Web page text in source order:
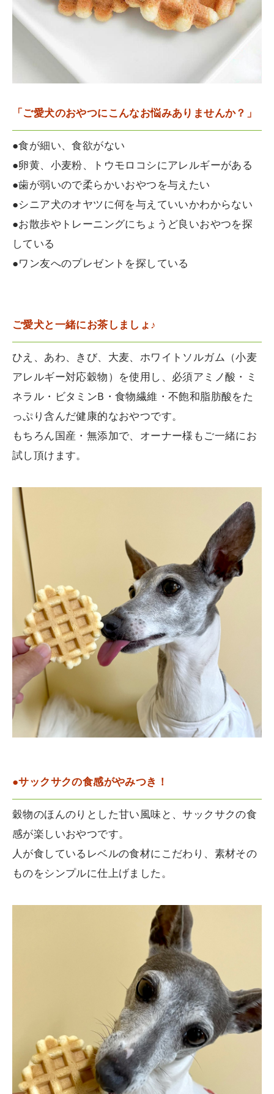
「ご愛犬のおやつにこんなお悩みありませんか？」
●食が細い、食欲がない
●卵黄、小麦粉、トウモロコシにアレルギーがある
●歯が弱いので柔らかいおやつを与えたい
●シニア犬のオヤツに何を与えていいかわからない
●お散歩やトレーニングにちょうど良いおやつを探
している
●ワン友へのプレゼントを探している
ご愛犬と一緒にお茶しましょ♪
ひえ、あわ、きび、大麦、ホワイトソルガム（小麦
アレルギー対応穀物）を使用し、必須アミノ酸・ミ
ネラル・ビタミンB・食物繊維・不飽和脂肪酸をた
っぷり含んだ健康的なおやつです。
もちろん国産・無添加で、オーナー様もご一緒にお
試し頂けます。
●サックサクの食感がやみつき！
穀物のほんのりとした甘い風味と、サックサクの食
感が楽しいおやつです。
人が食しているレベルの食材にこだわり、素材その
ものをシンプルに仕上げました。